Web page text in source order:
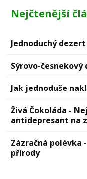
Nejčtenější
Jednoduchý
Sýrovо-česnekový
Jak jednoduše
Živá Čokoláda -
antidepresant na
Zázračná polévka
přírody